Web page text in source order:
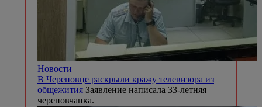
Новости
В Череповце раскрыли кражу телевизора из
общежития Заявление написала 33-летняя
череповчанка.